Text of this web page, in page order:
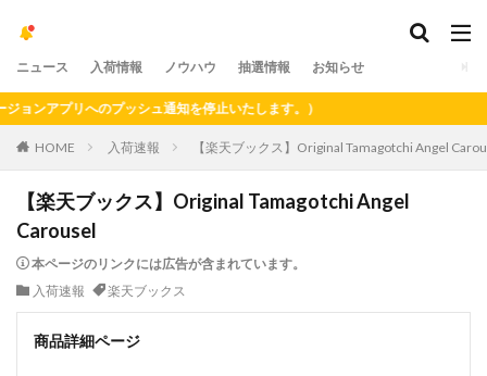
ニュース 入荷情報 ノウハウ 抽選情報 お知らせ
プリへのプッシュ通知を停止いたします。）
HOME 入荷速報 【楽天ブックス】Original Tamagotchi Angel
【楽天ブックス】Original Tamagotchi Angel
Carousel
本ページのリンクには広告が含まれています。
入荷速報
楽天ブックス
商品詳細ページ